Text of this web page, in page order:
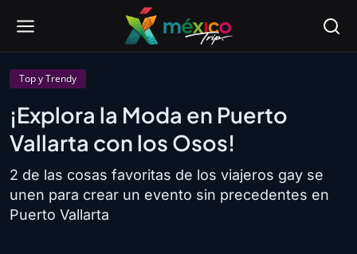
Top y Trendy
¡Explora la Moda en Puerto
Vallarta con los Osos!
2 de las cosas favoritas de los viajeros gay se
unen para crear un evento sin precedentes en
Puerto Vallarta